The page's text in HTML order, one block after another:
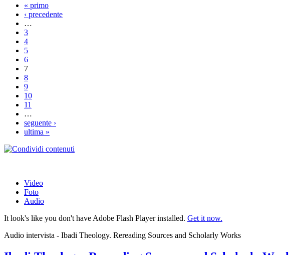
« primo
‹ precedente
…
3
4
5
6
7
8
9
10
11
…
seguente ›
ultima »
Video
Foto
Audio
It look's like you don't have Adobe Flash Player installed. Get it now.
Audio intervista - Ibadi Theology. Rereading Sources and Scholarly Works